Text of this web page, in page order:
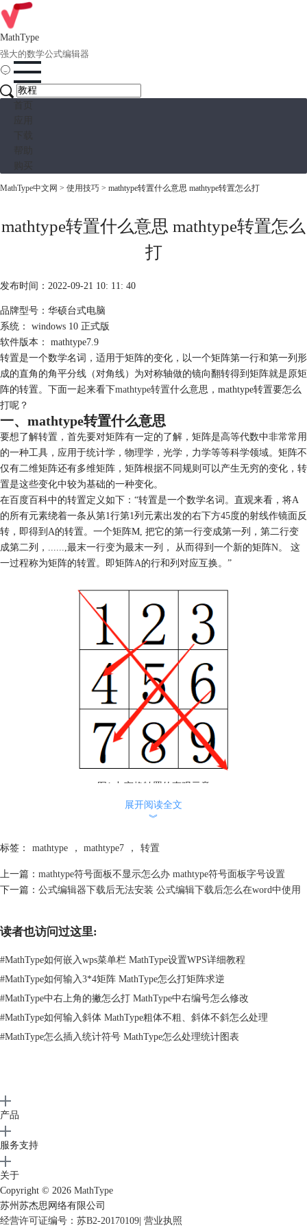
MathType
强大的数学公式编辑器
MathType中文网 > 使用技巧 > mathtype转置什么意思 mathtype转置怎么打
mathtype转置什么意思 mathtype转置怎么
打
发布时间：2022-09-21 10: 11: 40
品牌型号：华硕台式电脑
系统： windows 10 正式版
软件版本： mathtype7.9
转置是一个数学名词，适用于矩阵的变化，以一个矩阵第一行和第一列形
成的直角的角平分线（对角线）为对称轴做的镜向翻转得到矩阵就是原矩
阵的转置。下面一起来看下mathtype转置什么意思，mathtype转置要怎么
打呢？
一、mathtype转置什么意思
要想了解转置，首先要对矩阵有一定的了解，矩阵是高等代数中非常常用
的一种工具，应用于统计学，物理学，光学，力学等等科学领域。矩阵不
仅有二维矩阵还有多维矩阵，矩阵根据不同规则可以产生无穷的变化，转
置是这些变化中较为基础的一种变化。
在百度百科中的转置定义如下：“转置是一个数学名词。直观来看，将A
的所有元素绕着一条从第1行第1列元素出发的右下方45度的射线作镜面反
转，即得到A的转置。一个矩阵M, 把它的第一行变成第一列，第二行变
成第二列，......,最末一行变为最末一列， 从而得到一个新的矩阵N。 这
一过程称为矩阵的转置。即矩阵A的行和列对应互换。”
图1 九宫格转置的直观示意
听起来十分复杂，简单点以9宫格为例，原始的第一行是123，第二行是
为369的新矩阵。如下图所示：
图2 转置结果示意
二、mathtype转置怎么打
假设有一个X行Y列的矩阵A，第N行第M列的元素为ANM ，那么A＝
成AT＝B。
这个上标“T”表示的就是例置符号。在mathtype中是不能直接使用字母T的
上标来表示的，这样在公式自动格式化时就会无法被识别到。那么在
mathtype中要怎么打出这个转置符号呢？接下来就给大家分享mathtype中
转置符号的正确输入方法。
步骤一、点击word的mathtype菜单，在mathtype菜单下点击内联打开
mathtype的公式编辑器。
展开阅读全文
︾
标签： mathtype ， mathtype7 ， 转置
上一篇： mathtype符号面板不显示怎么办 mathtype符号面板字号设置
下一篇： 公式编辑器下载后无法安装 公式编辑下载后怎么在word中使用
读者也访问过这里:
#MathType如何嵌入wps菜单栏 MathType设置WPS详细教程
#MathType如何输入3*4矩阵 MathType怎么打矩阵求逆
#MathType中右上角的撇怎么打 MathType中右编号怎么修改
#MathType如何输入斜体 MathType粗体不粗、斜体不斜怎么处理
#MathType怎么插入统计符号 MathType怎么处理统计图表
产品
服务支持
关于
Copyright © 2026 MathType
苏州苏杰思网络有限公司
经营许可证编号：苏B2-20170109 营业执照